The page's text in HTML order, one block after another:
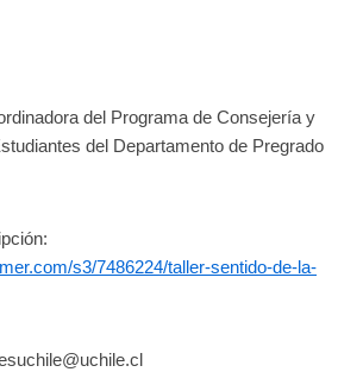
del Programa de Consejería y
del Departamento de Pregrado
s3/7486224/taller-sentido-de-la-